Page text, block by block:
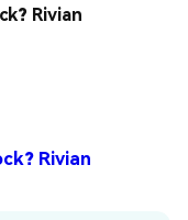
Rivian
Rivian